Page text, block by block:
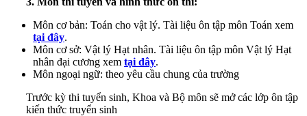
Môn cơ bản: Toán cho vật lý. Tài liệu ôn tập môn Toán xem
tại đây.
Môn cơ sở: Vật lý Hạt nhân. Tài liệu ôn tập môn Vật lý Hạt
nhân đại cương xem tại đây.
Môn ngoại ngữ: theo yêu cầu chung của trường
Trước kỳ thi tuyển sinh, Khoa và Bộ môn sẽ mở các lớp ôn tập
kiến thức truyển sinh